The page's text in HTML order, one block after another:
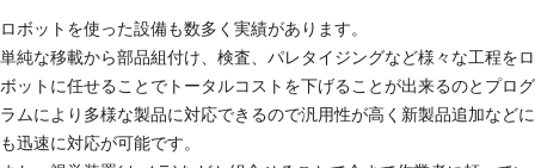
ロボットを使った設備も数多く実績があります。
単純な移載から部品組付け、検査、パレタイジングなど様々な工程をロ
ボットに任せることでトータルコストを下げることが出来るのとプログ
ラムにより多様な製品に対応できるので汎用性が高く新製品追加などに
も迅速に対応が可能です。